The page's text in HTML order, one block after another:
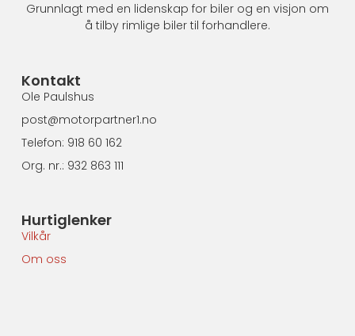
Grunnlagt med en lidenskap for biler og en visjon om
å tilby rimlige biler til forhandlere.
Hurtiglenker
Vilkår
Om oss
Kontakt
Ole Paulshus
post@motorpartner1.no
Telefon: 918 60 162
Org. nr.: 932 863 111